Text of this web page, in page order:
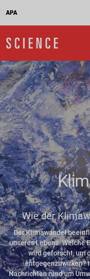
APA
Wie der
Der Klimawandel
unseres Lebens. Welche
wird geforscht, um
entgegenzuwirken?
Nachrichten rund um